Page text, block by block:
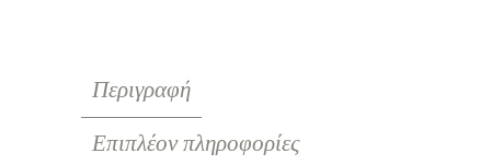
Περιγραφή
Επιπλέον πληροφορίες